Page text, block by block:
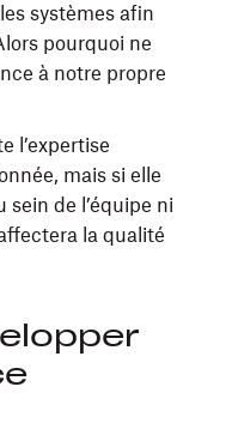
systèmes afin
pourquoi ne
à notre propre
l’expertise
mais si elle
de l’équipe ni
la qualité